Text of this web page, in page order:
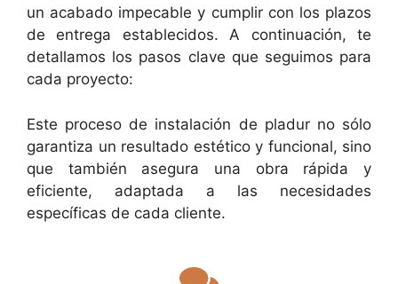
un acabado impecable y cumplir con los plazos
de entrega establecidos. A continuación, te
detallamos los pasos clave que seguimos para
cada proyecto:
Este proceso de instalación de pladur no sólo
garantiza un resultado estético y funcional, sino
que también asegura una obra rápida y
eficiente, adaptada a las necesidades
específicas de cada cliente.